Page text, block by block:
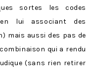
sortes les codes
lui associant des
mais aussi des pas de
qui a rendu
(sans rien retirer